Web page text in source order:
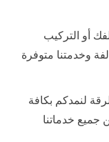
أو التركيب
وخدمتنا متوفرة
لنمدكم بكافة
جميع خدماتنا